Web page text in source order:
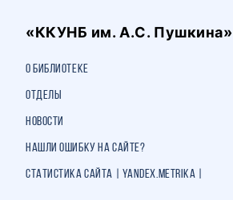
«ККУНБ им. А.С. Пушкина»
О библиотеке
Отделы
Новости
Нашли ошибку на сайте?
Статистика сайта | Yandex.Metrika |